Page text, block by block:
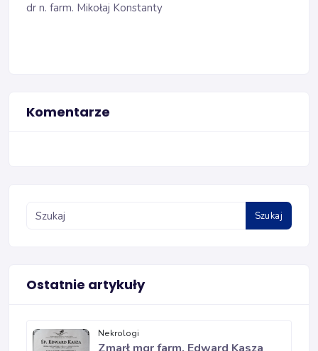
dr n. farm. Mikołaj Konstanty
Komentarze
Szukaj
Ostatnie artykuły
Nekrologi